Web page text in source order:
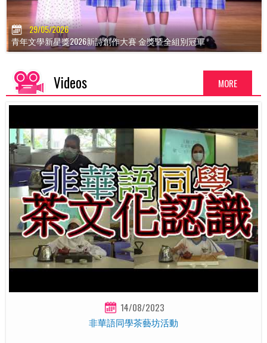
29/05/2026
青年文學新星獎2026新詩創作大賽 金獎暨全組別冠軍
MORE
Videos
14/08/2023
非華語同學茶藝坊活動